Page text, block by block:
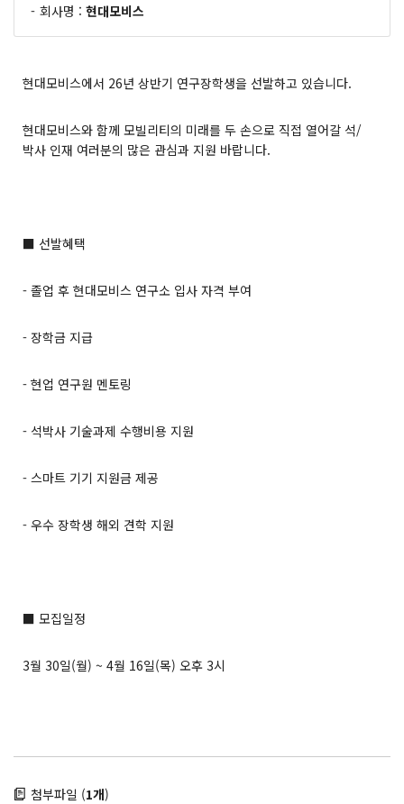
- 회사명 : 현대모비스
현대모비스에서 26년 상반기 연구장학생을 선발하고 있습니다.
현대모비스와 함께 모빌리티의 미래를 두 손으로 직접 열어갈 석/
박사 인재 여러분의 많은 관심과 지원 바랍니다.
■ 선발혜택
- 졸업 후 현대모비스 연구소 입사 자격 부여
- 장학금 지급
- 현업 연구원 멘토링
- 석박사 기술과제 수행비용 지원
- 스마트 기기 지원금 제공
- 우수 장학생 해외 견학 지원
■ 모집일정
3월 30일(월) ~ 4월 16일(목) 오후 3시
첨부파일 (1개)